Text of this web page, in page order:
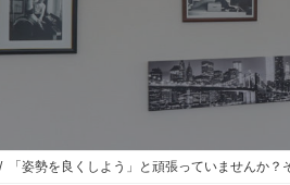
「姿勢を良くしよう」と頑張っていませんか